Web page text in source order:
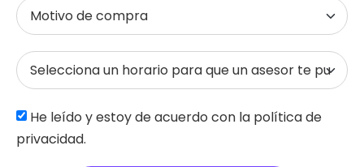
He leído y estoy de acuerdo con la política de
privacidad.